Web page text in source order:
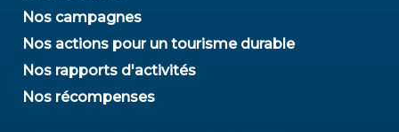
Nos campagnes
Nos actions pour un tourisme durable
Nos rapports d'activités
Nos récompenses